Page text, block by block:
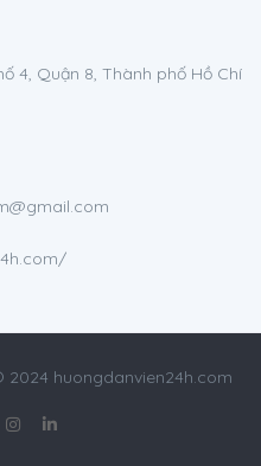
4, Quận 8, Thành phố Hồ Chí
huongdanvien24h.com